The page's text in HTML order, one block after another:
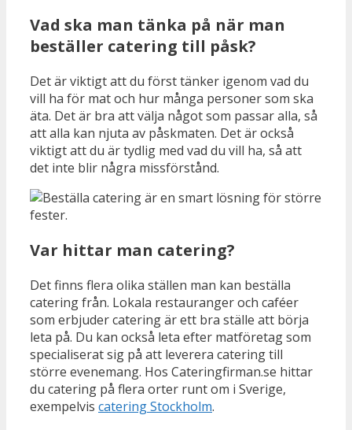
Vad ska man tänka på när man
beställer catering till påsk?
Det är viktigt att du först tänker igenom vad du
vill ha för mat och hur många personer som ska
äta. Det är bra att välja något som passar alla, så
att alla kan njuta av påskmaten. Det är också
viktigt att du är tydlig med vad du vill ha, så att
det inte blir några missförstånd.
Var hittar man catering?
Det finns flera olika ställen man kan beställa
catering från. Lokala restauranger och caféer
som erbjuder catering är ett bra ställe att börja
leta på. Du kan också leta efter matföretag som
specialiserat sig på att leverera catering till
större evenemang. Hos Cateringfirman.se hittar
du catering på flera orter runt om i Sverige,
exempelvis catering Stockholm.